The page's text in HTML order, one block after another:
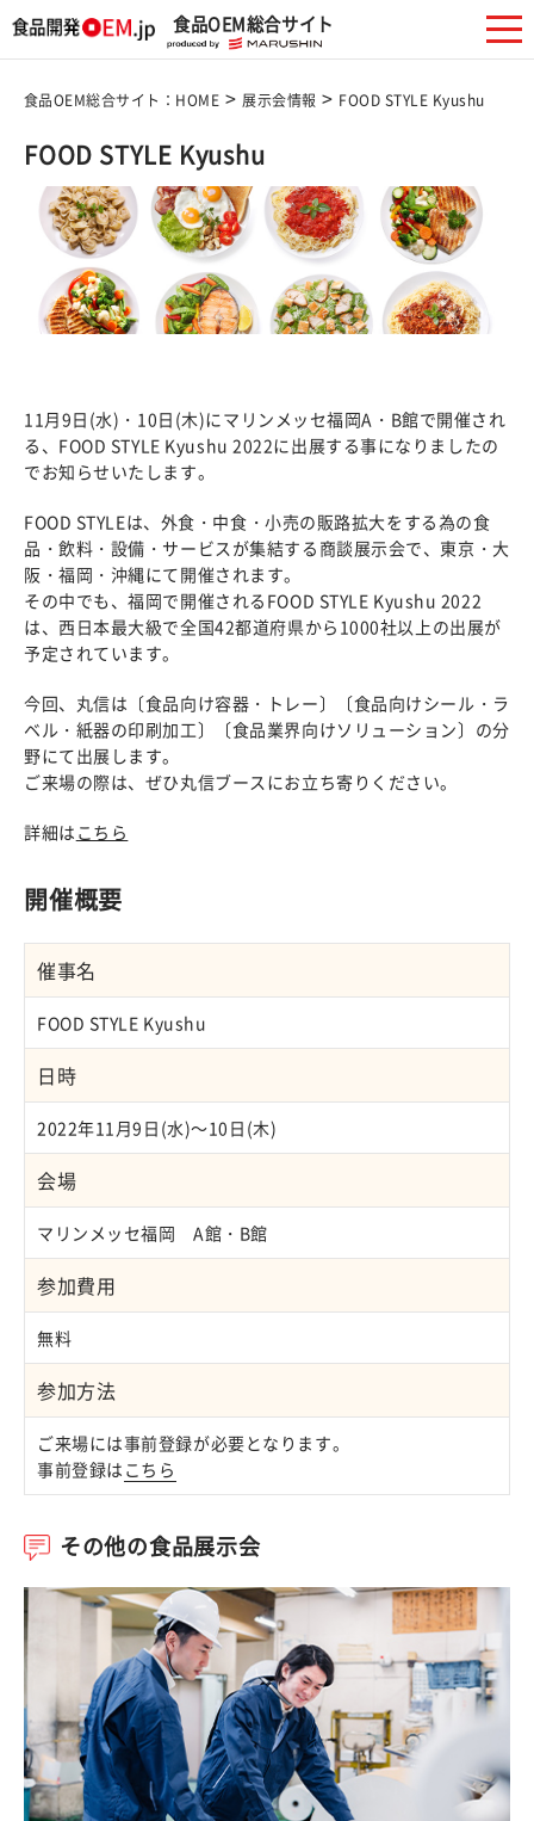
食品OEM総合サイト
食品OEM総合サイト：HOME >展示会情報 > FOOD STYLE Kyushu
FOOD STYLE Kyushu
11月9日(水)・10日(木)にマリンメッセ福岡A・B館で開催され
る、FOOD STYLE Kyushu 2022に出展する事になりましたの
でお知らせいたします。
FOOD STYLEは、外食・中食・小売の販路拡大をする為の食
品・飲料・設備・サービスが集結する商談展示会で、東京・大
阪・福岡・沖縄にて開催されます。
その中でも、福岡で開催されるFOOD STYLE Kyushu 2022
は、西日本最大級で全国42都道府県から1000社以上の出展が
予定されています。
今回、丸信は〔食品向け容器・トレー〕〔食品向けシール・ラ
ベル・紙器の印刷加工〕〔食品業界向けソリューション〕の分
野にて出展します。
ご来場の際は、ぜひ丸信ブースにお立ち寄りください。
詳細は こちら
開催概要
催事名
FOOD STYLE Kyushu
日時
2022年11月9日(水)～10日(木)
会場
マリンメッセ福岡 A館・B館
参加費用
無料
参加方法
ご来場には事前登録が必要となります。
事前登録は こちら
その他の食品展示会